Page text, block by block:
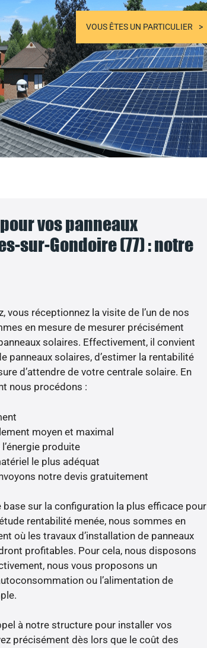
VOUS ÊTES UN PARTICULIER
vos panneaux
sur-Gondoire (77) : notre
vous réceptionnez la visite de l’un de nos
en mesure de mesurer précisément
solaires. Effectivement, il convient
panneaux solaires, d’estimer la rentabilité
d’attendre de votre centrale solaire. En
nous procédons :
moyen et maximal
produite
le plus adéquat
notre devis gratuitement
sur la configuration la plus efficace pour
rentabilité menée, nous sommes en
où les travaux d’installation de panneaux
profitables. Pour cela, nous disposons
nous vous proposons un
ou l’alimentation de
à notre structure pour installer vos
précisément dès lors que le coût des